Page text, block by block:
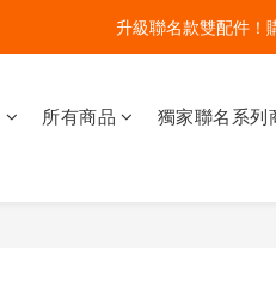
🔥今夏最夯 Pokémon 寶可
🔥今夏最夯 Pokémon 寶可
升級聯名款雙配件
所有商品 獨家聯名系列